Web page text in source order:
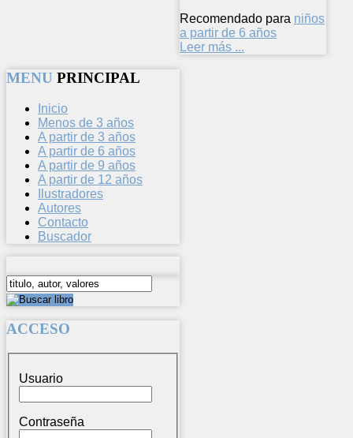
Recomendado para niños
a partir de 6 años
Leer más ...
MENU PRINCIPAL
Inicio
Menos de 3 años
A partir de 3 años
A partir de 6 años
A partir de 9 años
A partir de 12 años
Ilustradores
Autores
Contacto
Buscador
ACCESO
Usuario
Contraseña